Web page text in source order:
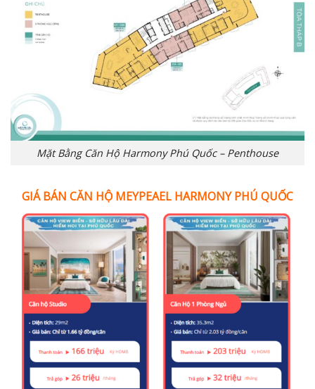
Mặt Bằng Căn Hộ Harmony Phú Quốc – Penthouse
GIÁ BÁN CĂN HỘ MEYPEAEL HARMONY PHÚ QUỐC